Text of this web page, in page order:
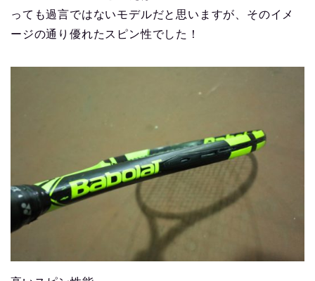
っても過言ではないモデルだと思いますが、そのイメ
ージの通り優れたスピン性でした！